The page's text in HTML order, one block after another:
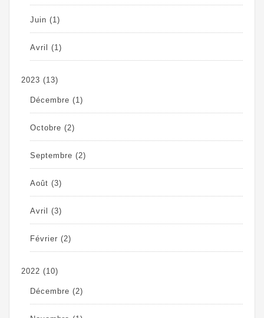
Juin (1)
Avril (1)
2023 (13)
Décembre (1)
Octobre (2)
Septembre (2)
Août (3)
Avril (3)
Février (2)
2022 (10)
Décembre (2)